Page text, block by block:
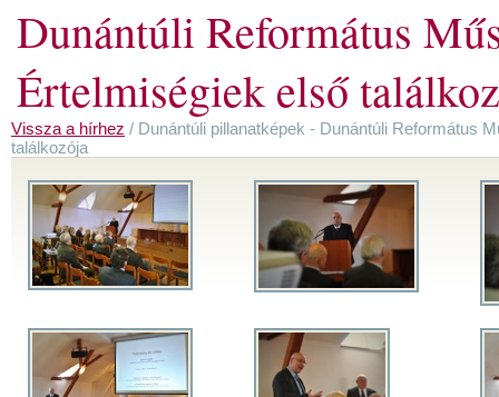
Dunántúli Református
Értelmiségiek első
Vissza a hírhez / Dunántúli pillanatképek - Dunántúli Református
találkozója